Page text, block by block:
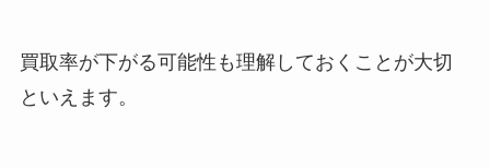
買取率が下がる可能性も理解しておくことが大切
といえます。